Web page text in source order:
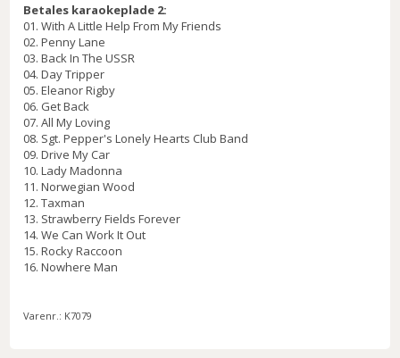
Betales karaokeplade 2:
01. With A Little Help From My Friends
02. Penny Lane
03. Back In The USSR
04. Day Tripper
05. Eleanor Rigby
06. Get Back
07. All My Loving
08. Sgt. Pepper's Lonely Hearts Club Band
09. Drive My Car
10. Lady Madonna
11. Norwegian Wood
12. Taxman
13. Strawberry Fields Forever
14. We Can Work It Out
15. Rocky Raccoon
16. Nowhere Man
Varenr.: K7079